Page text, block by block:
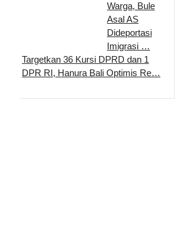
Warga, Bule
Asal AS
Dideportasi
Imigrasi …
Targetkan 36 Kursi DPRD dan 1
DPR RI, Hanura Bali Optimis Re…